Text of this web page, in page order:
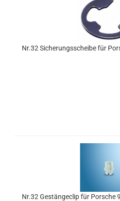
Nr.32 Sicherungsscheibe für
Nr.32 Gestängeclip für Porsche